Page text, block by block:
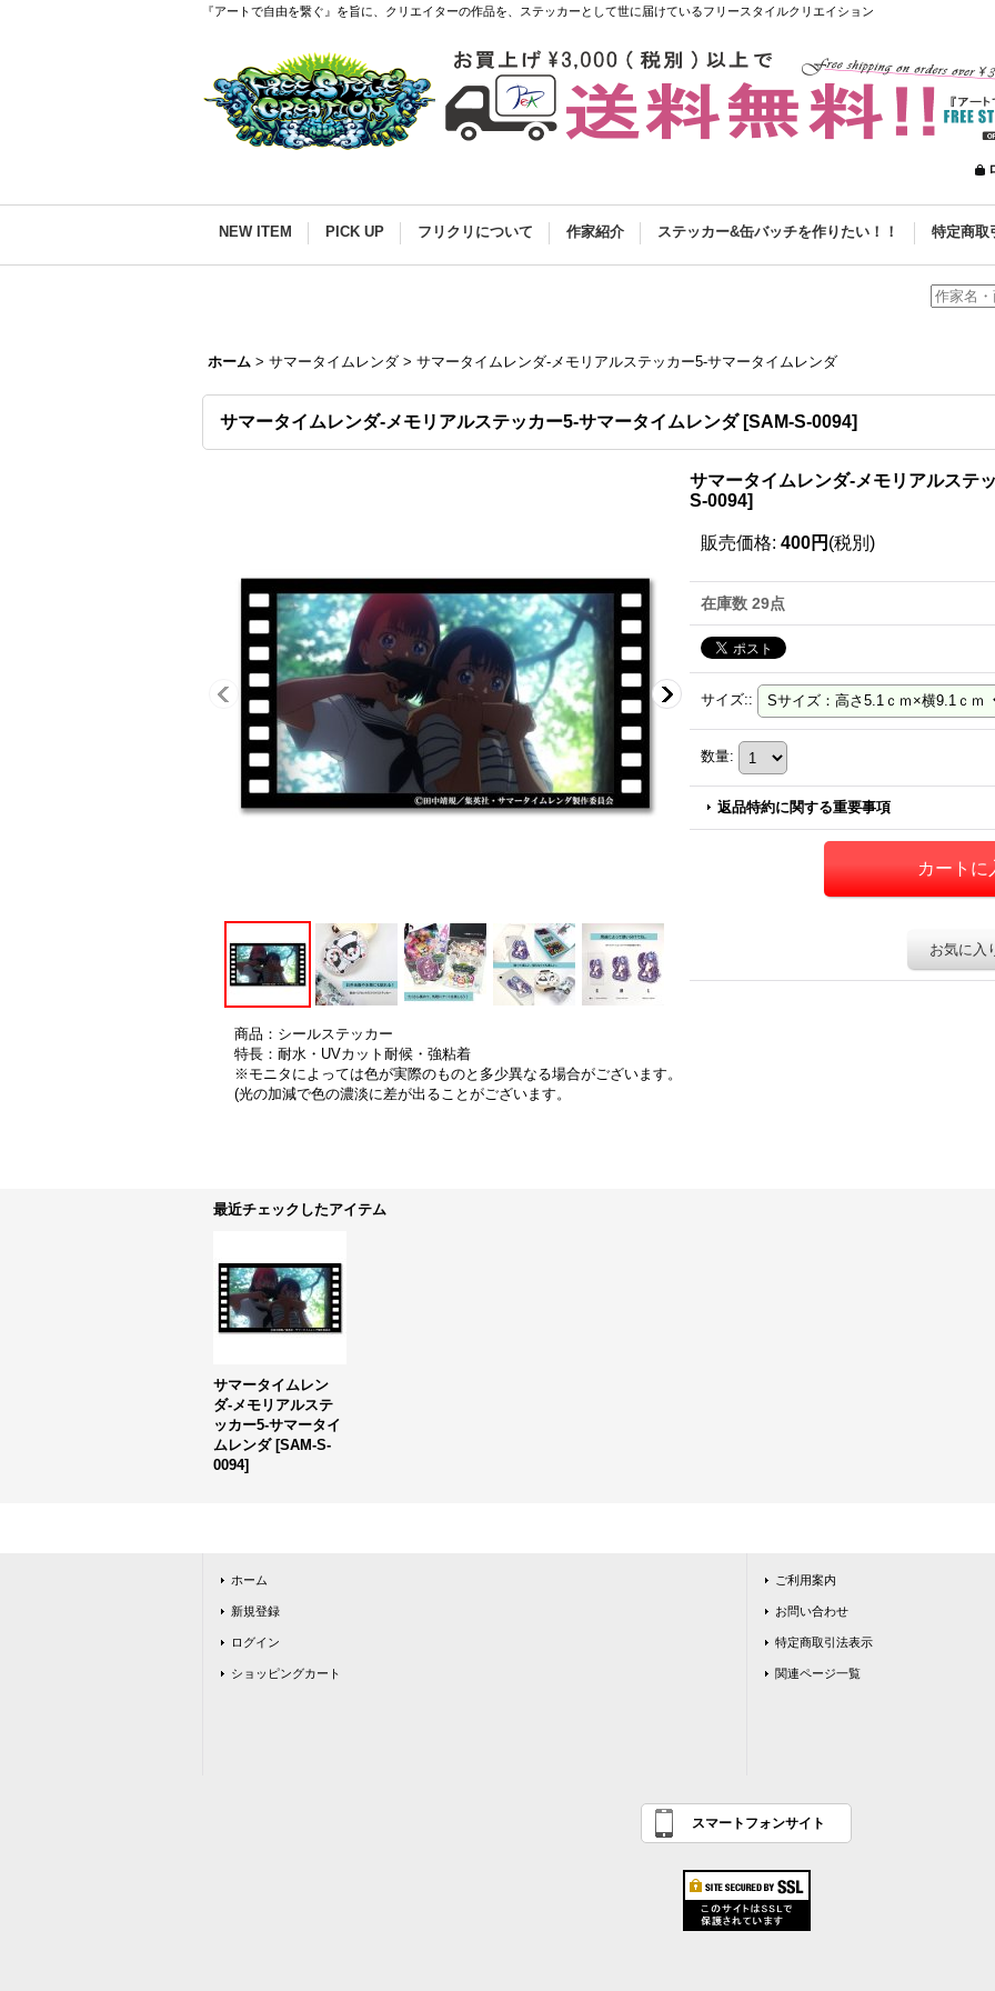
『アートで自由を繋ぐ』を旨に、クリエイターの作品を、ステッカーとして世に届けているフリースタイルクリエイション
NEW ITEM PICK UP フリクリについて 作家紹介 ステッカー&缶バッチを作りたい！！ 特定商取
ホーム > サマータイムレンダ > サマータイムレンダ-メモリアルステッカー5-サマータイムレンダ
サマータイムレンダ-メモリアルステッカー5-サマータイムレンダ [SAM-S-0094]
サマータイムレンダ-メモリアルステ
S-0094]
販売価格: 400円 (税別)
在庫数 29点
サイズ::
数量:
返品特約に関する重要事項
お気に入
商品：シールステッカー
特長：耐水・UVカット耐候・強粘着
※モニタによっては色が実際のものと多少異なる場合がございます。
(光の加減で色の濃淡に差が出ることがございます。
最近チェックしたアイテム
サマータイムレン
ダ-メモリアルステ
ッカー5-サマータイ
ムレンダ [SAM-S-
0094]
ホーム
新規登録
ログイン
ショッピングカート
ご利用案内
お問い合わせ
特定商取引法表示
関連ページ一覧
スマートフォンサイト